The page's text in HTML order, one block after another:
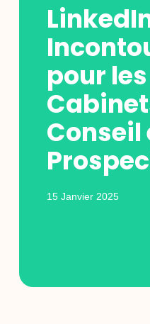
pour les
Conseil
15 Janvier 2025